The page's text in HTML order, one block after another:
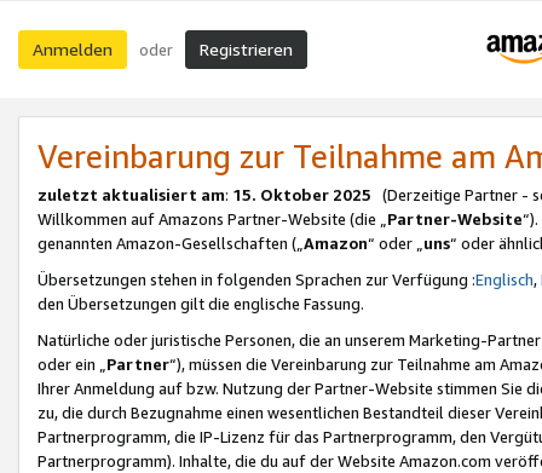
Anmelden oder Registrieren
Vereinbarung zur Teilnahme am
zuletzt aktualisiert am: 15. Oktober 2025 (Derzeitige Partner -
Willkommen auf Amazons Partner-Website (die „Partner-Website
genannten Amazon-Gesellschaften („Amazon“ oder „uns“ oder
Übersetzungen stehen in folgenden Sprachen zur Verfügung :Englisch,
den Übersetzungen gilt die englische Fassung.
Natürliche oder juristische Personen, die an unserem Marketing-
oder ein „Partner“), müssen die Vereinbarung zur Teilnahme am
Ihrer Anmeldung auf bzw. Nutzung der Partner-Website stimmen Sie
zu, die durch Bezugnahme einen wesentlichen Bestandteil dieser
Partnerprogramm, die IP-Lizenz für das Partnerprogramm, den
Partnerprogramm). Inhalte, die du auf der Website Amazon.com